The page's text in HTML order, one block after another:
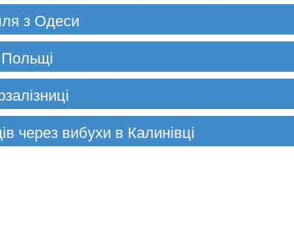
з Одеси
Польщі
через вибухи в Калинівці